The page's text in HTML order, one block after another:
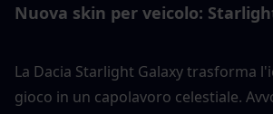
Nuova skin per veicolo:
La Dacia Starlight Galaxy trasforma
gioco in un capolavoro celestiale.